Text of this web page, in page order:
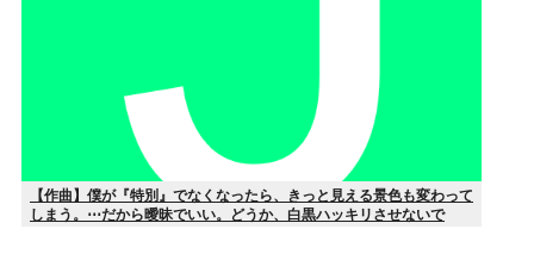
【作曲】僕が『特別』でなくなったら、きっと見える景色も変わって
しまう。⋯だから曖昧でいい。どうか、白黒ハッキリさせないで